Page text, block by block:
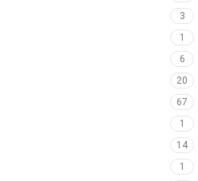
3
1
6
20
67
1
14
1